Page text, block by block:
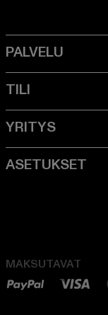
MAKSUTAVAT